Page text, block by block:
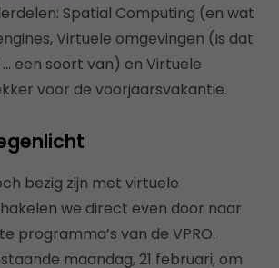
Spatial Computing (en wat
Virtuele omgevingen (Is dat
een soort van) en Virtuele
voor de voorjaarsvakantie.
bezig zijn met virtuele
we direct even door naar
programma’s van de VPRO.
maandag, 21 februari, om